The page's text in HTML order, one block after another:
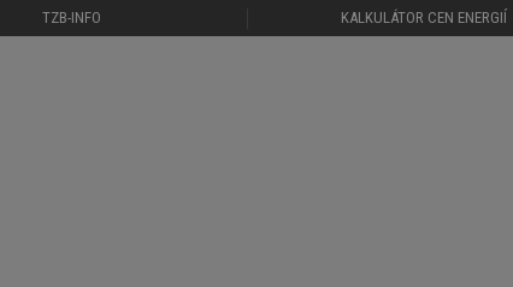
TZB-INFO KALKULÁTOR CEN ENERGIÍ